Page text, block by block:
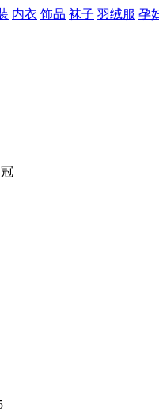
内衣 饰品 袜子 羽绒服 孕